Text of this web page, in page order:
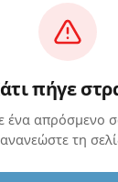
πήγε
ένα απρόσμενο
ανανεώστε τη